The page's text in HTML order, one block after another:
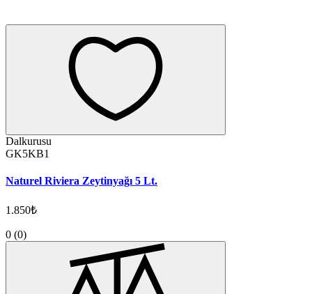
Dalkurusu
GK5KB1
Naturel Riviera Zeytinyağı 5 Lt.
1.850₺
0 (0)